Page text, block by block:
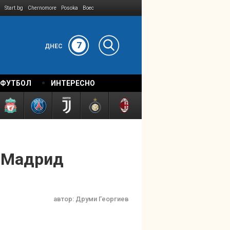
Start.bg Chernomore Posoka Boec
ДНЕС 7
ФУТБОЛ ИНТЕРЕСНО
Мадрид
автор: Друми Георгиев